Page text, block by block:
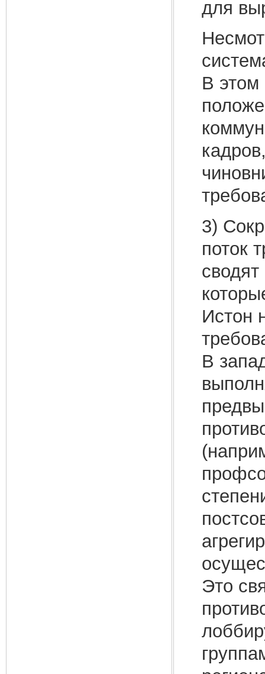
для
В этом
3)
поток
Истон
В
Это